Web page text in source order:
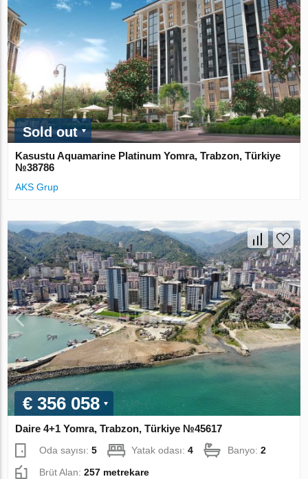
Sold out
Kasustu Aquamarine Platinum Yomra, Trabzon, Türkiye
№38786
AKS Grup
€ 356 058
Daire 4+1 Yomra, Trabzon, Türkiye №45617
Oda sayısı:5 Yatak odası:4 Banyo:2
Brüt Alan:257 metrekare